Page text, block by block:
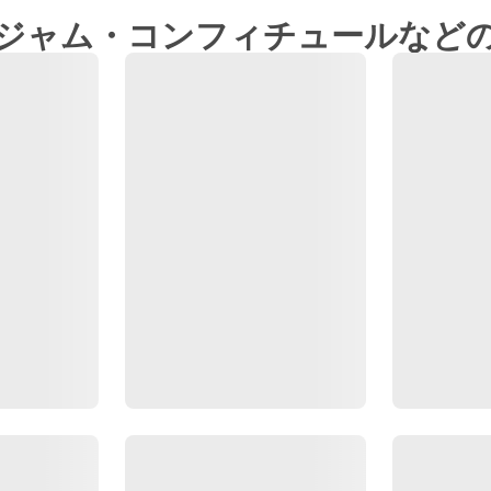
ャム・コンフィチュールなど